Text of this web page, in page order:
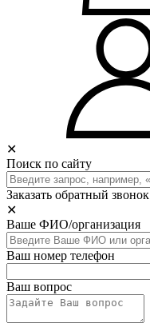
✕
Поиск по сайту
Заказать обратный звонок
✕
Ваше ФИО/организация
Ваш номер телефон
Ваш вопрос